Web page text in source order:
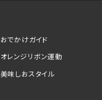
おでかけガイド
オレンジリボン運動
美味しおスタイル